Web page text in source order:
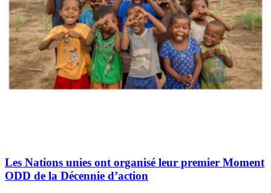
Les Nations unies ont organisé leur premier Moment
ODD de la Décennie d’action